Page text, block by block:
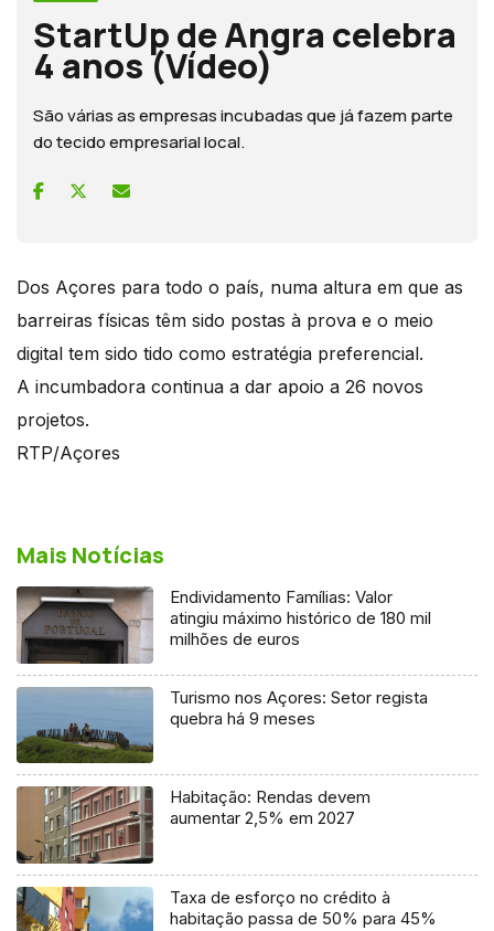
StartUp de Angra celebra
4 anos (Vídeo)
São várias as empresas incubadas que já fazem parte
do tecido empresarial local.
Dos Açores para todo o país, numa altura em que as
barreiras físicas têm sido postas à prova e o meio
digital tem sido tido como estratégia preferencial.
A incumbadora continua a dar apoio a 26 novos
projetos.
RTP/Açores
Mais Notícias
Endividamento Famílias: Valor
atingiu máximo histórico de 180 mil
milhões de euros
Turismo nos Açores: Setor regista
quebra há 9 meses
Habitação: Rendas devem
aumentar 2,5% em 2027
Taxa de esforço no crédito à
habitação passa de 50% para 45%